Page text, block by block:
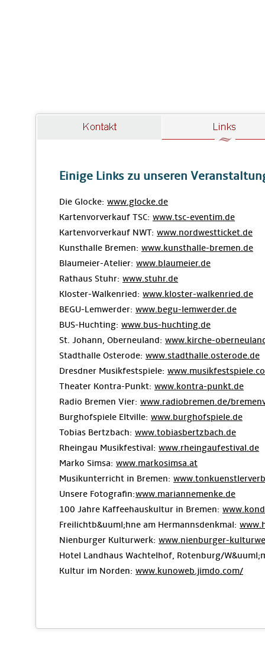
Einige Links zu unseren
Die Glocke: www.glocke.de
Kartenvorverkauf TSC: www.tsc-eventim.de
Kartenvorverkauf NWT: www.nordwestticket.de
Kunsthalle Bremen: www.kunsthalle-bremen.de
Blaumeier-Atelier: www.blaumeier.de
Rathaus Stuhr: www.stuhr.de
Kloster-Walkenried: www.kloster-walkenried.de
BEGU-Lemwerder: www.begu-lemwerder.de
BUS-Huchting: www.bus-huchting.de
St. Johann, Oberneuland: www.kirche-
Stadthalle Osterode: www.stadthalle.osterode.de
Dresdner Musikfestspiele:
Theater Kontra-Punkt: www.kontra-punkt.de
Radio Bremen Vier: www.radiobremen.de/
Burghofspiele Eltville: www.burghofspiele.de
Tobias Bertzbach: www.tobiasbertzbach.de
Rheingau Musikfestival: www.rheingaufestival.de
Marko Simsa: www.markosimsa.at
Musikunterricht in Bremen:
Unsere Fotografin:www.mariannemenke.de
100 Jahre Kaffeehauskultur in Bremen:
Freilichtb&uuml;hne am Hermannsdenkmal:
Nienburger Kulturwerk: www.nienburger-
Hotel Landhaus Wachtelhof, Rotenburg/
Kultur im Norden: www.kunoweb.jimdo.com/